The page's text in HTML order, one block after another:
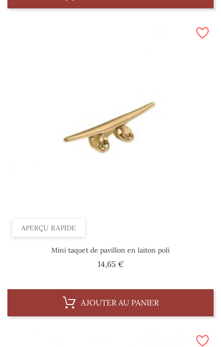
APERÇU RAPIDE
Mini taquet de pavillon en laiton poli
14,65 €Prix
AJOUTER AU PANIER